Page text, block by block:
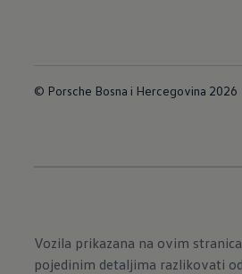
© Porsche Bosna i Hercegovina 2026
Vozila prikazana na ovim
pojedinim detaljima razlikovati